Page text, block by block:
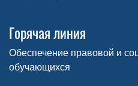
Горячая линия
Обеспечение правовой и
обучающихся